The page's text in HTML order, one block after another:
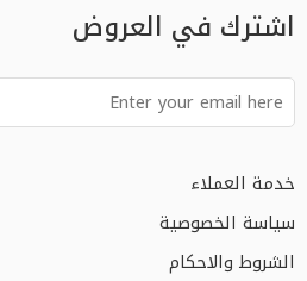
اشترك في العروض
خدمة العملاء
سياسة الخصوصية
الشروط والاحكام